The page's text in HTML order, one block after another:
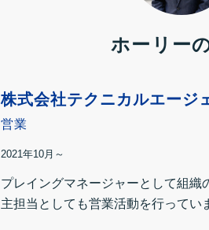
ホーリー
株式会社テクニカルエージ
営業
2021年10月～
プレイングマネージャーとして組
主担当としても営業活動を行ってい